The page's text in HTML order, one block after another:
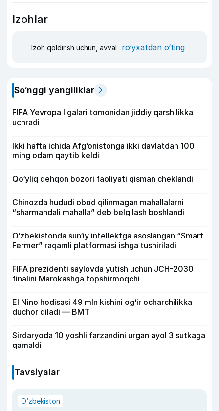
Izohlar
Izoh qoldirish uchun, avval ro‘yxatdan o‘ting
So‘nggi yangiliklar
FIFA Yevropa ligalari tomonidan jiddiy qarshilikka
uchradi
Ikki hafta ichida Afg‘onistonga ikki davlatdan 100
ming odam qaytib keldi
Qo‘yliq dehqon bozori faoliyati qisman cheklandi
Chinozda hududi obod qilinmagan mahallalarni
“sharmandali mahalla” deb belgilash boshlandi
O‘zbekistonda sun‘iy intellektga asoslangan “Smart
Fermer” raqamli platformasi ishga tushiriladi
FIFA prezidenti saylovda yutish uchun JCH-2030
finalini Marokashga topshirmoqchi
El Nino hodisasi 49 mln kishini og‘ir ocharchilikka
duchor qiladi — BMT
Sirdaryoda 10 yoshli farzandini urgan ayol 3 sutkaga
qamaldi
Tavsiyalar
O‘zbekiston